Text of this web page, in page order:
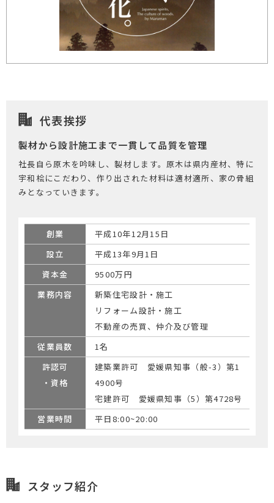
代表挨拶
製材から設計施工まで一貫して品質を管理
社長自ら原木を吟味し、製材します。原木は県内産材、特に
宇和桧にこだわり、作り出された材料は適材適所、家の骨組
みとなっていきます。
創業
平成10年12月15日
設立
平成13年9月1日
資本金
9500万円
業務内容
新築住宅設計・施工
リフォーム設計・施工
不動産の売買、仲介及び管理
従業員数
1名
許認可
・資格
建築業許可 愛媛県知事（般-3）第1
4900号
宅建許可 愛媛県知事（5）第4728号
営業時間
平日8:00~20:00
スタッフ紹介